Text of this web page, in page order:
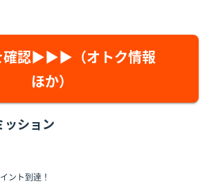
確認▶▶▶（オトク情報
ほか）
ッション
ント到達！